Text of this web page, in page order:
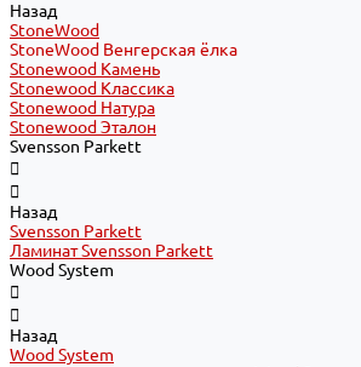
Назад
StoneWood
StoneWood Венгерская ёлка
Stonewood Камень
Stonewood Классика
Stonewood Натура
Stonewood Эталон
Svensson Parkett
Назад
Svensson Parkett
Ламинат Svensson Parkett
Wood System
Назад
Wood System